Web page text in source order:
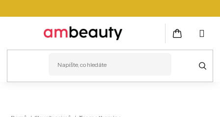
na
NÁKUPNÍ
KOŠÍK